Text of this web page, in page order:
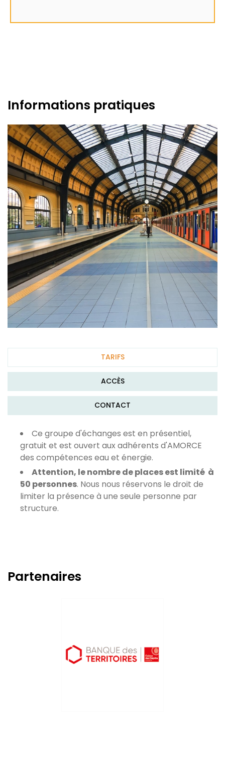
Informations pratiques
TARIFS
ACCÈS
CONTACT
Ce groupe d'échanges est en présentiel,
gratuit et est ouvert aux adhérents d'AMORCE
des compétences eau et énergie.
Attention, le nombre de places est limité à
50 personnes. Nous nous réservons le droit de
limiter la présence à une seule personne par
structure.
Partenaires